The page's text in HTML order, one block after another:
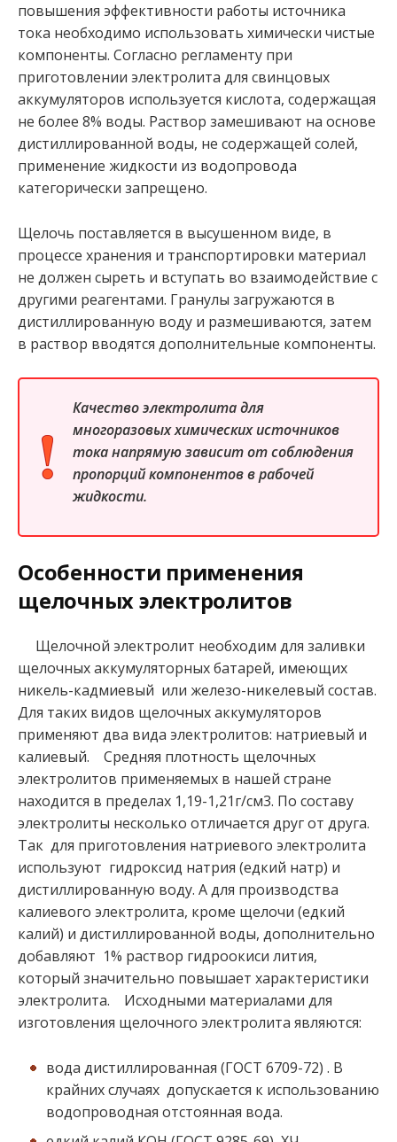
повышения эффективности работы источника
тока необходимо использовать химически чистые
компоненты. Согласно регламенту при
приготовлении электролита для свинцовых
аккумуляторов используется кислота, содержащая
не более 8% воды. Раствор замешивают на основе
дистиллированной воды, не содержащей солей,
применение жидкости из водопровода
категорически запрещено.
Щелочь поставляется в высушенном виде, в
процессе хранения и транспортировки материал
не должен сыреть и вступать во взаимодействие с
другими реагентами. Гранулы загружаются в
дистиллированную воду и размешиваются, затем
в раствор вводятся дополнительные компоненты.
Качество электролита для
многоразовых химических источников
тока напрямую зависит от соблюдения
пропорций компонентов в рабочей
жидкости.
Особенности применения
щелочных электролитов
Щелочной электролит необходим для заливки
щелочных аккумуляторных батарей, имеющих
никель-кадмиевый или железо-никелевый состав.
Для таких видов щелочных аккумуляторов
применяют два вида электролитов: натриевый и
калиевый. Средняя плотность щелочных
электролитов применяемых в нашей стране
находится в пределах 1,19-1,21г/см3. По составу
электролиты несколько отличается друг от друга.
Так для приготовления натриевого электролита
используют гидроксид натрия (едкий натр) и
дистиллированную воду. А для производства
калиевого электролита, кроме щелочи (едкий
калий) и дистиллированной воды, дополнительно
добавляют 1% раствор гидроокиси лития,
который значительно повышает характеристики
электролита. Исходными материалами для
изготовления щелочного электролита являются:
вода дистиллированная (ГОСТ 6709-72) . В
крайних случаях допускается к использованию
водопроводная отстоянная вода.